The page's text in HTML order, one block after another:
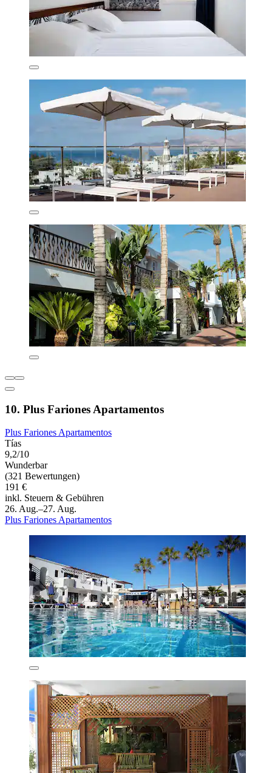
10. Plus Fariones Apartamentos
Plus Fariones Apartamentos
Tías
9,2/10
Wunderbar
(321 Bewertungen)
191 €
inkl. Steuern & Gebühren
26. Aug.–27. Aug.
Plus Fariones Apartamentos